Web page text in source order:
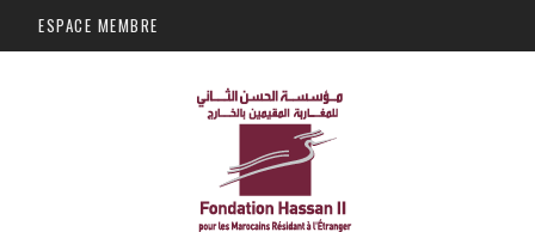
Aller au contenu principal
ESPACE MEMBRE